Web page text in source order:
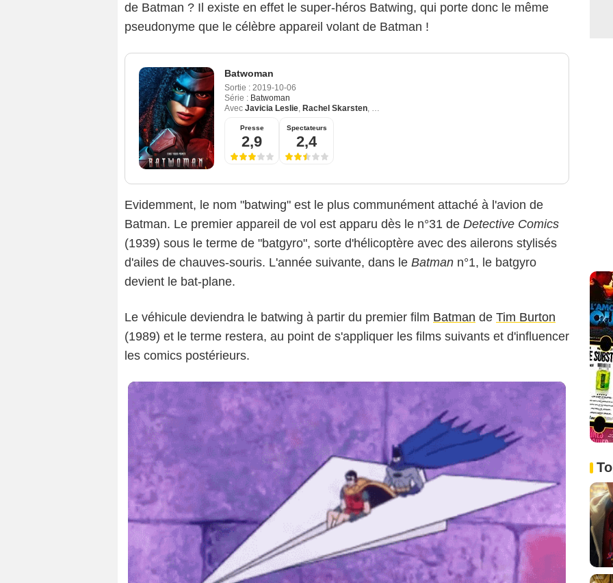
de Batman ? Il existe en effet le super-héros Batwing, qui porte donc le même
pseudonyme que le célèbre appareil volant de Batman !
Batwoman
Sortie : 2019-10-06
Série : Batwoman
Avec Javicia Leslie, Rachel Skarsten, Meagan Tandy
Presse
2,9
Spectateurs
2,4
Evidemment, le nom "batwing" est le plus communément attaché à l'avion de
Batman. Le premier appareil de vol est apparu dès le n°31 de Detective Comics
(1939) sous le terme de "batgyro", sorte d'hélicoptère avec des ailerons stylisés
d'ailes de chauves-souris. L'année suivante, dans le Batman n°1, le batgyro
devient le bat-plane.
Le véhicule deviendra le batwing à partir du premier film Batman de Tim Burton
(1989) et le terme restera, au point de s'appliquer les films suivants et d'influencer
les comics postérieurs.
DC Comics